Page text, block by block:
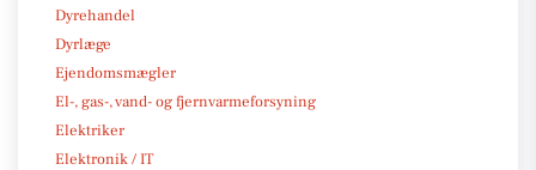
Dyrehandel
Dyrlæge
Ejendomsmægler
El-, gas-, vand- og fjernvarmeforsyning
Elektriker
Elektronik / IT